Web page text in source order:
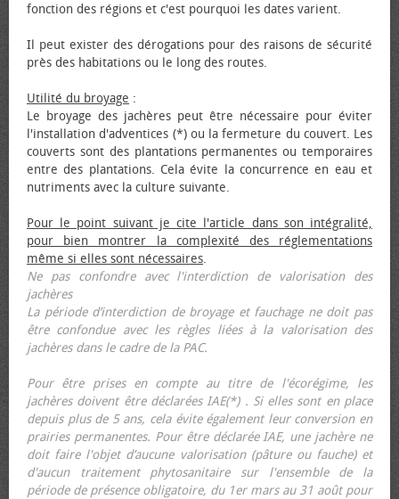
fonction des régions et c'est pourquoi les dates varient.
Il peut exister des dérogations pour des raisons de sécurité
près des habitations ou le long des routes.
Utilité du broyage :
Le broyage des jachères peut être nécessaire pour éviter
l'installation d'adventices (*) ou la fermeture du couvert. Les
couverts sont des plantations permanentes ou temporaires
entre des plantations. Cela évite la concurrence en eau et
nutriments avec la culture suivante.
Pour le point suivant je cite l'article dans son intégralité,
pour bien montrer la complexité des réglementations
même si elles sont nécessaires.
Ne pas confondre avec l'interdiction de valorisation des
jachères
La période d’interdiction de broyage et fauchage ne doit pas
être confondue avec les règles liées à la valorisation des
jachères dans le cadre de la PAC.
Pour être prises en compte au titre de l'écorégime, les
jachères doivent être déclarées IAE(*) . Si elles sont en place
depuis plus de 5 ans, cela évite également leur conversion en
prairies permanentes. Pour être déclarée IAE, une jachère ne
doit faire l'objet d’aucune valorisation (pâture ou fauche) et
d'aucun traitement phytosanitaire sur l'ensemble de la
période de présence obligatoire, du 1er mars au 31 août pour